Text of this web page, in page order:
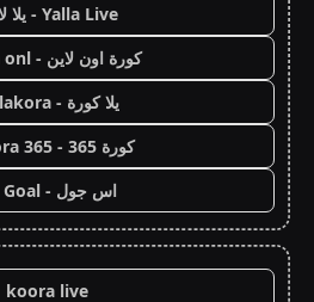
Yalla Live - يلا لايف
كورة اون لاين - koora onl
يلا كورة - yallakora
كورة 365 - kooora 365
اس جول - AS Goal
koora live